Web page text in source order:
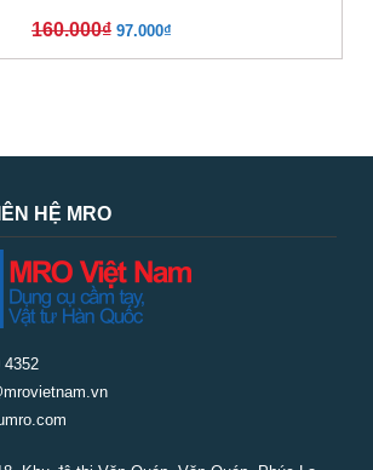
160.000₫ 97.000₫
HỆ MRO
4352